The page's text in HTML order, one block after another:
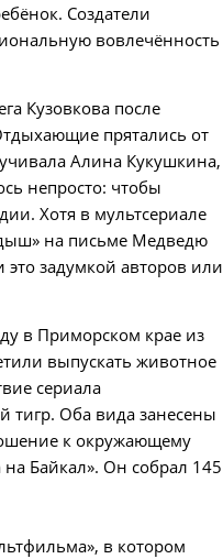
Создатели
вовлечённость
Кузовкова после
прятались от
Алина Кукушкина,
непросто: чтобы
Хотя в мультсериале
на письме Медведю
задумкой авторов или
в Приморском крае из
выпускать животное
сериала
тигр. Оба вида занесены
к окружающему
Байкал». Он собрал 145
в котором